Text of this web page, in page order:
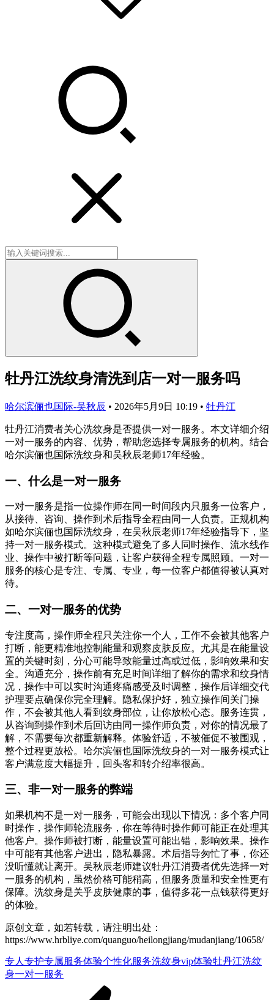
牡丹江洗纹身清洗到店一对一服务吗
哈尔滨俪也国际-吴秋辰 • 2026年5月9日 10:19 • 牡丹江
牡丹江消费者关心洗纹身是否提供一对一服务。本文详细介绍
一对一服务的内容、优势，帮助您选择专属服务的机构。结合
哈尔滨俪也国际洗纹身和吴秋辰老师17年经验。
一、什么是一对一服务
一对一服务是指一位操作师在同一时间段内只服务一位客户，
从接待、咨询、操作到术后指导全程由同一人负责。正规机构
如哈尔滨俪也国际洗纹身，在吴秋辰老师17年经验指导下，坚
持一对一服务模式。这种模式避免了多人同时操作、流水线作
业、操作中被打断等问题，让客户获得全程专属照顾。一对一
服务的核心是专注、专属、专业，每一位客户都值得被认真对
待。
二、一对一服务的优势
专注度高，操作师全程只关注你一个人，工作不会被其他客户
打断，能更精准地控制能量和观察皮肤反应。尤其是在能量设
置的关键时刻，分心可能导致能量过高或过低，影响效果和安
全。沟通充分，操作前有充足时间详细了解你的需求和纹身情
况，操作中可以实时沟通疼痛感受及时调整，操作后详细交代
护理要点确保你完全理解。隐私保护好，独立操作间关门操
作，不会被其他人看到纹身部位，让你放松心态。服务连贯，
从咨询到操作到术后回访由同一操作师负责，对你的情况最了
解，不需要每次都重新解释。体验舒适，不被催促不被围观，
整个过程更放松。哈尔滨俪也国际洗纹身的一对一服务模式让
客户满意度大幅提升，回头客和转介绍率很高。
三、非一对一服务的弊端
如果机构不是一对一服务，可能会出现以下情况：多个客户同
时操作，操作师轮流服务，你在等待时操作师可能正在处理其
他客户。操作师被打断，能量设置可能出错，影响效果。操作
中可能有其他客户进出，隐私暴露。术后指导匆忙了事，你还
没听懂就让离开。吴秋辰老师建议牡丹江消费者优先选择一对
一服务的机构，虽然价格可能稍高，但服务质量和安全性更有
保障。洗纹身是关乎皮肤健康的事，值得多花一点钱获得更好
的体验。
原创文章，如若转载，请注明出处：
https://www.hrbliye.com/quanguo/heilongjiang/mudanjiang/10658/
专人专护专属服务体验个性化服务洗纹身vip体验牡丹江洗纹
身一对一服务